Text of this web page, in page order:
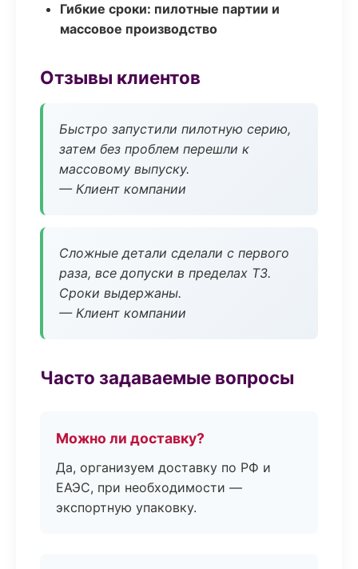
Гибкие сроки: пилотные партии и
массовое производство
Отзывы клиентов
Быстро запустили пилотную серию,
затем без проблем перешли к
массовому выпуску.
— Клиент компании
Сложные детали сделали с первого
раза, все допуски в пределах ТЗ.
Сроки выдержаны.
— Клиент компании
Часто задаваемые вопросы
Можно ли доставку?
Да, организуем доставку по РФ и
ЕАЭС, при необходимости —
экспортную упаковку.